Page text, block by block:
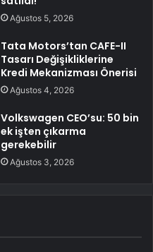
Ağustos 5, 2026
Tata Motors’tan CAFE-II
Tasarı Değişikliklerine
Kredi Mekanizması Önerisi
Ağustos 4, 2026
Volkswagen CEO’su: 50 bin
ek işten çıkarma
gerekebilir
Ağustos 3, 2026